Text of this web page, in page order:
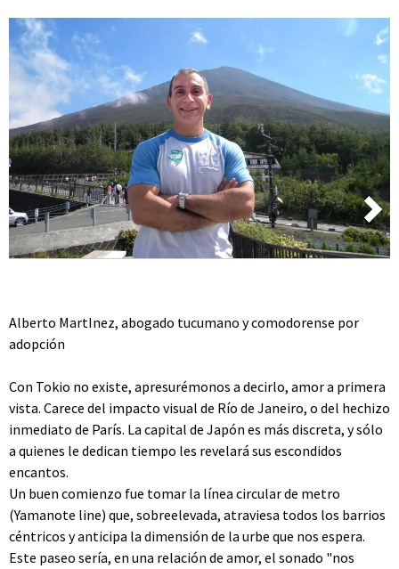
Alberto MartInez, abogado tucumano y comodorense por
adopción
Con Tokio no existe, apresurémonos a decirlo, amor a primera
vista. Carece del impacto visual de Río de Janeiro, o del hechizo
inmediato de París. La capital de Japón es más discreta, y sólo
a quienes le dedican tiempo les revelará sus escondidos
encantos.
Un buen comienzo fue tomar la línea circular de metro
(Yamanote line) que, sobreelevada, atraviesa todos los barrios
céntricos y anticipa la dimensión de la urbe que nos espera.
Este paseo sería, en una relación de amor, el sonado "nos